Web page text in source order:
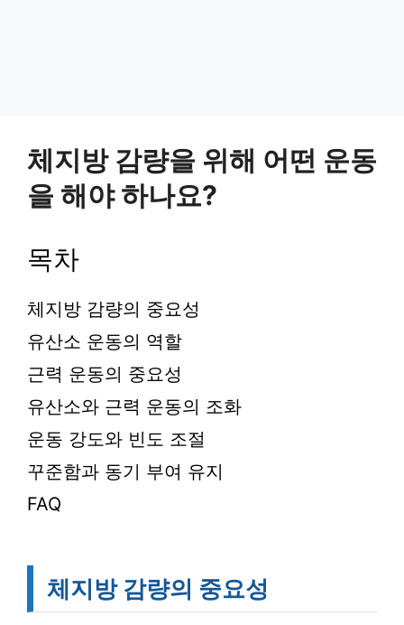
체지방 감량을 위해 어떤 운동
을 해야 하나요?
목차
체지방 감량의 중요성
유산소 운동의 역할
근력 운동의 중요성
유산소와 근력 운동의 조화
운동 강도와 빈도 조절
꾸준함과 동기 부여 유지
FAQ
체지방 감량의 중요성